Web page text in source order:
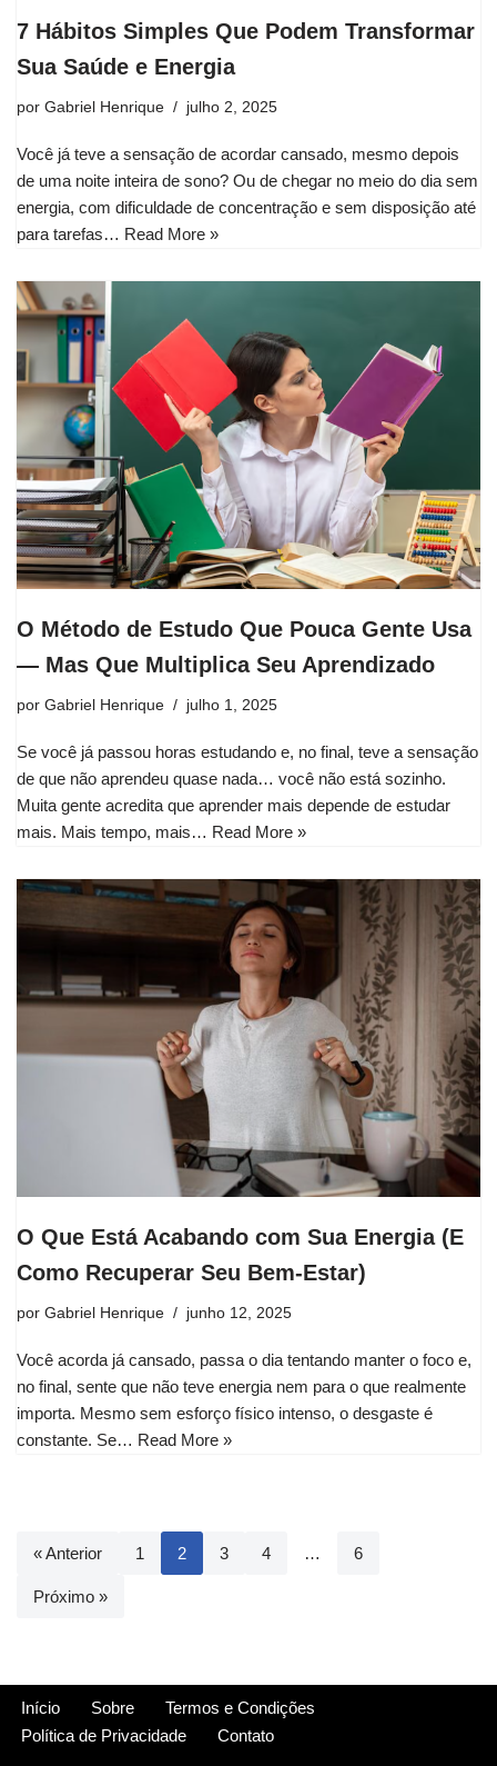
7 Hábitos Simples Que Podem Transformar
Sua Saúde e Energia
por Gabriel Henrique julho 2, 2025
Você já teve a sensação de acordar cansado, mesmo depois
de uma noite inteira de sono? Ou de chegar no meio do dia sem
energia, com dificuldade de concentração e sem disposição até
para tarefas… Read More »
O Método de Estudo Que Pouca Gente Usa
— Mas Que Multiplica Seu Aprendizado
por Gabriel Henrique julho 1, 2025
Se você já passou horas estudando e, no final, teve a sensação
de que não aprendeu quase nada… você não está sozinho.
Muita gente acredita que aprender mais depende de estudar
mais. Mais tempo, mais… Read More »
O Que Está Acabando com Sua Energia (E
Como Recuperar Seu Bem-Estar)
por Gabriel Henrique junho 12, 2025
Você acorda já cansado, passa o dia tentando manter o foco e,
no final, sente que não teve energia nem para o que realmente
importa. Mesmo sem esforço físico intenso, o desgaste é
constante. Se… Read More »
« Anterior 1 2 3 4 … 6
Próximo »
Início Sobre
Termos e Condições
Política de Privacidade
Contato